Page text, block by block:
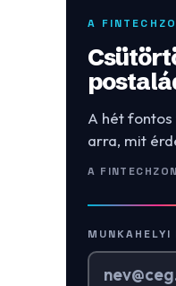
A
A hét
arra, mit
A